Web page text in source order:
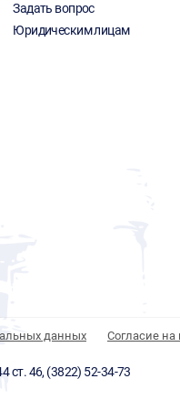
Задать вопрос
Юридическим лицам
данных Согласие
ст. 46, (3822) 52-34-73